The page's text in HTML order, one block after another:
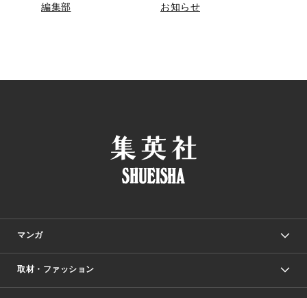
編集部 お知らせ
マンガ
少年マンガ
取材・ファッション